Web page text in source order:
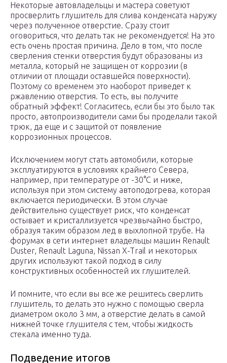
Некоторые автовладельцы и мастера советуют
просверлить глушитель для слива конденсата наружу
через полученное отверстие. Сразу стоит
оговориться, что делать так не рекомендуется! На это
есть очень простая причина. Дело в том, что после
сверления стенки отверстия будут образованы из
металла, который не защищен от коррозии (в
отличии от площади оставшейся поверхности).
Поэтому со временем это наоборот приведет к
ржавлению отверстия. То есть, вы получите
обратный эффект! Согласитесь, если бы это было так
просто, автопроизводители сами бы проделали такой
трюк, да еще и с защитой от появление
коррозионных процессов.
Исключением могут стать автомобили, которые
эксплуатируются в условиях крайнего Севера,
например, при температуре от -30°С и ниже,
используя при этом систему автоподогрева, которая
включается периодически. В этом случае
действительно существует риск, что конденсат
остывает и кристаллизуется чрезвычайно быстро,
образуя таким образом лед в выхлопной трубе. На
форумах в сети интернет владельцы машин Renault
Duster, Renault Laguna, Nissan X-Trail и некоторых
других используют такой подход в силу
конструктивных особенностей их глушителей.
И помните, что если вы все же решитесь сверлить
глушитель, то делать это нужно с помощью сверла
диаметром около 3 мм, а отверстие делать в самой
нижней точке глушителя с тем, чтобы жидкость
стекала именно туда.
Подведение итогов